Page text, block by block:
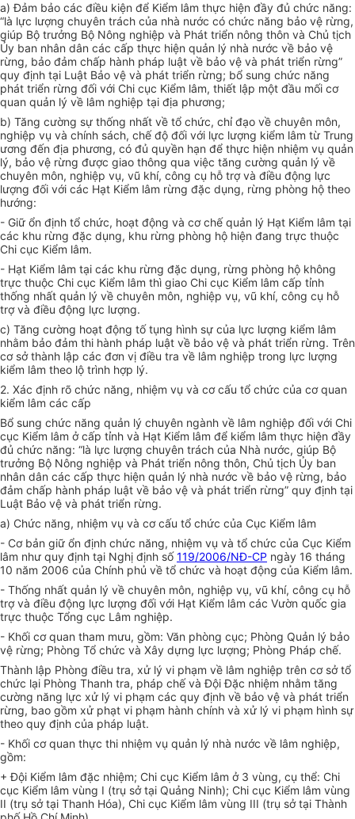
a) Đảm bảo các điều kiện để Kiểm lâm thực hiện đầy đủ chức năng:
“là lực lượng chuyên trách của nhà nước có chức năng bảo vệ rừng,
giúp Bộ trưởng Bộ Nông nghiệp và Phát triển nông thôn và Chủ tịch
Ủy ban nhân dân các cấp thực hiện quản lý nhà nước về bảo vệ
rừng, bảo đảm chấp hành pháp luật về bảo vệ và phát triển rừng”
quy định tại Luật Bảo vệ và phát triển rừng; bổ sung chức năng
phát triển rừng đối với Chi cục Kiểm lâm, thiết lập một đầu mối cơ
quan quản lý về lâm nghiệp tại địa phương;
b) Tăng cường sự thống nhất về tổ chức, chỉ đạo về chuyên môn,
nghiệp vụ và chính sách, chế độ đối với lực lượng kiểm lâm từ Trung
ương đến địa phương, có đủ quyền hạn để thực hiện nhiệm vụ quản
lý, bảo vệ rừng được giao thông qua việc tăng cường quản lý về
chuyên môn, nghiệp vụ, vũ khí, công cụ hỗ trợ và điều động lực
lượng đối với các Hạt Kiểm lâm rừng đặc dụng, rừng phòng hộ theo
hướng:
- Giữ ổn định tổ chức, hoạt động và cơ chế quản lý Hạt Kiểm lâm tại
các khu rừng đặc dụng, khu rừng phòng hộ hiện đang trực thuộc
Chi cục Kiểm lâm.
- Hạt Kiểm lâm tại các khu rừng đặc dụng, rừng phòng hộ không
trực thuộc Chi cục Kiểm lâm thì giao Chi cục Kiểm lâm cấp tỉnh
thống nhất quản lý về chuyên môn, nghiệp vụ, vũ khí, công cụ hỗ
trợ và điều động lực lượng.
c) Tăng cường hoạt động tố tụng hình sự của lực lượng kiểm lâm
nhằm bảo đảm thi hành pháp luật về bảo vệ và phát triển rừng. Trên
cơ sở thành lập các đơn vị điều tra về lâm nghiệp trong lực lượng
kiểm lâm theo lộ trình hợp lý.
2. Xác định rõ chức năng, nhiệm vụ và cơ cấu tổ chức của cơ quan
kiểm lâm các cấp
Bổ sung chức năng quản lý chuyên ngành về lâm nghiệp đối với Chi
cục Kiểm lâm ở cấp tỉnh và Hạt Kiểm lâm để kiểm lâm thực hiện đầy
đủ chức năng: “là lực lượng chuyên trách của Nhà nước, giúp Bộ
trưởng Bộ Nông nghiệp và Phát triển nông thôn, Chủ tịch Ủy ban
nhân dân các cấp thực hiện quản lý nhà nước về bảo vệ rừng, bảo
đảm chấp hành pháp luật về bảo vệ và phát triển rừng” quy định tại
Luật Bảo vệ và phát triển rừng.
a) Chức năng, nhiệm vụ và cơ cấu tổ chức của Cục Kiểm lâm
- Cơ bản giữ ổn định chức năng, nhiệm vụ và tổ chức của Cục Kiểm
lâm như quy định tại Nghị định số119/2006/NĐ-CP ngày 16 tháng
10 năm 2006 của Chính phủ về tổ chức và hoạt động của Kiểm lâm.
- Thống nhất quản lý về chuyên môn, nghiệp vụ, vũ khí, công cụ hỗ
trợ và điều động lực lượng đối với Hạt Kiểm lâm các Vườn quốc gia
trực thuộc Tổng cục Lâm nghiệp.
- Khối cơ quan tham mưu, gồm: Văn phòng cục; Phòng Quản lý bảo
vệ rừng; Phòng Tổ chức và Xây dựng lực lượng; Phòng Pháp chế.
Thành lập Phòng điều tra, xử lý vi phạm về lâm nghiệp trên cơ sở tổ
chức lại Phòng Thanh tra, pháp chế và Đội Đặc nhiệm nhằm tăng
cường năng lực xử lý vi phạm các quy định về bảo vệ và phát triển
rừng, bao gồm xử phạt vi phạm hành chính và xử lý vi phạm hình sự
theo quy định của pháp luật.
- Khối cơ quan thực thi nhiệm vụ quản lý nhà nước về lâm nghiệp,
gồm:
+ Đội Kiểm lâm đặc nhiệm; Chi cục Kiểm lâm ở 3 vùng, cụ thể: Chi
cục Kiểm lâm vùng I (trụ sở tại Quảng Ninh); Chi cục Kiểm lâm vùng
II (trụ sở tại Thanh Hóa), Chi cục Kiểm lâm vùng III (trụ sở tại Thành